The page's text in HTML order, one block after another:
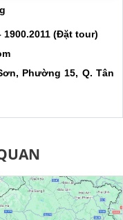
1900.2011 (Đặt tour)
Phường 15, Q. Tân